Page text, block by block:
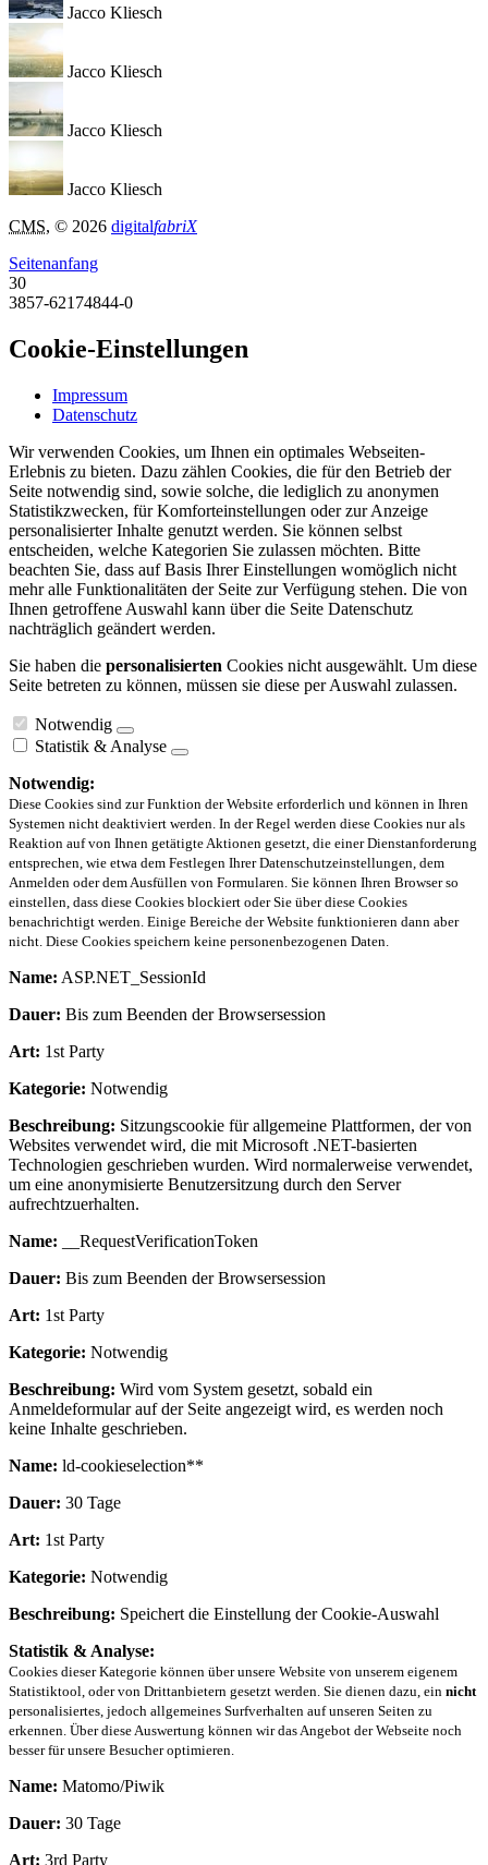
Jacco Kliesch
Jacco Kliesch
Jacco Kliesch
Jacco Kliesch
CMS, © 2026 digitalfabriX
Seitenanfang
30
3857-62174844-0
Cookie-Einstellungen
Impressum
Datenschutz
Wir verwenden Cookies, um Ihnen ein optimales Webseiten-
Erlebnis zu bieten. Dazu zählen Cookies, die für den Betrieb der
Seite notwendig sind, sowie solche, die lediglich zu anonymen
Statistikzwecken, für Komforteinstellungen oder zur Anzeige
personalisierter Inhalte genutzt werden. Sie können selbst
entscheiden, welche Kategorien Sie zulassen möchten. Bitte
beachten Sie, dass auf Basis Ihrer Einstellungen womöglich nicht
mehr alle Funktionalitäten der Seite zur Verfügung stehen. Die von
Ihnen getroffene Auswahl kann über die Seite Datenschutz
nachträglich geändert werden.
Sie haben die personalisierten Cookies nicht ausgewählt. Um diese
Seite betreten zu können, müssen sie diese per Auswahl zulassen.
Notwendig
Statistik & Analyse
Notwendig:
Diese Cookies sind zur Funktion der Website erforderlich und können in Ihren
Systemen nicht deaktiviert werden. In der Regel werden diese Cookies nur als
Reaktion auf von Ihnen getätigte Aktionen gesetzt, die einer Dienstanforderung
entsprechen, wie etwa dem Festlegen Ihrer Datenschutzeinstellungen, dem
Anmelden oder dem Ausfüllen von Formularen. Sie können Ihren Browser so
einstellen, dass diese Cookies blockiert oder Sie über diese Cookies
benachrichtigt werden. Einige Bereiche der Website funktionieren dann aber
nicht. Diese Cookies speichern keine personenbezogenen Daten.
Name: ASP.NET_SessionId
Dauer: Bis zum Beenden der Browsersession
Art: 1st Party
Kategorie: Notwendig
Beschreibung: Sitzungscookie für allgemeine Plattformen, der von
Websites verwendet wird, die mit Microsoft .NET-basierten
Technologien geschrieben wurden. Wird normalerweise verwendet,
um eine anonymisierte Benutzersitzung durch den Server
aufrechtzuerhalten.
Name: __RequestVerificationToken
Dauer: Bis zum Beenden der Browsersession
Art: 1st Party
Kategorie: Notwendig
Beschreibung: Wird vom System gesetzt, sobald ein
Anmeldeformular auf der Seite angezeigt wird, es werden noch
keine Inhalte geschrieben.
Name: ld-cookieselection**
Dauer: 30 Tage
Art: 1st Party
Kategorie: Notwendig
Beschreibung: Speichert die Einstellung der Cookie-Auswahl
Statistik & Analyse:
Cookies dieser Kategorie können über unsere Website von unserem eigenem
Statistiktool, oder von Drittanbietern gesetzt werden. Sie dienen dazu, ein nicht
personalisiertes, jedoch allgemeines Surfverhalten auf unseren Seiten zu
erkennen. Über diese Auswertung können wir das Angebot der Webseite noch
besser für unsere Besucher optimieren.
Name: Matomo/Piwik
Dauer: 30 Tage
Art: 3rd Party